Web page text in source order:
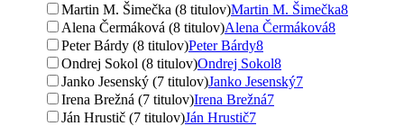
Martin M. Šimečka (8 titulov)Martin M. Šimečka8
Alena Čermáková (8 titulov)Alena Čermáková8
Peter Bárdy (8 titulov)Peter Bárdy8
Ondrej Sokol (8 titulov)Ondrej Sokol8
Janko Jesenský (7 titulov)Janko Jesenský7
Irena Brežná (7 titulov)Irena Brežná7
Ján Hrustič (7 titulov)Ján Hrustič7